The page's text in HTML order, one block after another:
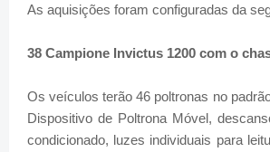
As aquisições foram configuradas da
38 Campione Invictus 1200 com o
Os veículos terão 46 poltronas no
Dispositivo de Poltrona Móvel,
condicionado, luzes individuais para